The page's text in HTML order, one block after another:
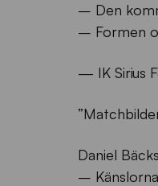
– Den
– Formen
— IK Sirius
Daniel
–